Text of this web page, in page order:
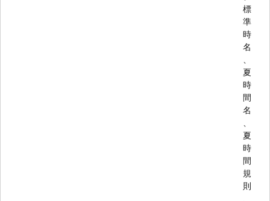
標
準
時
名
夏
時
間
名
夏
時
間
規
則